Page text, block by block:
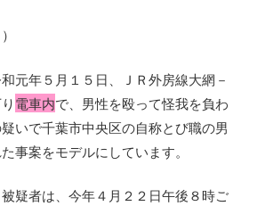
元年５月１５日、ＪＲ外房線大網－
電車内で、男性を殴って怪我を負わ
いで千葉市中央区の自称とび職の男
事案をモデルにしています。
疑者は、今年４月２２日午後８時ご